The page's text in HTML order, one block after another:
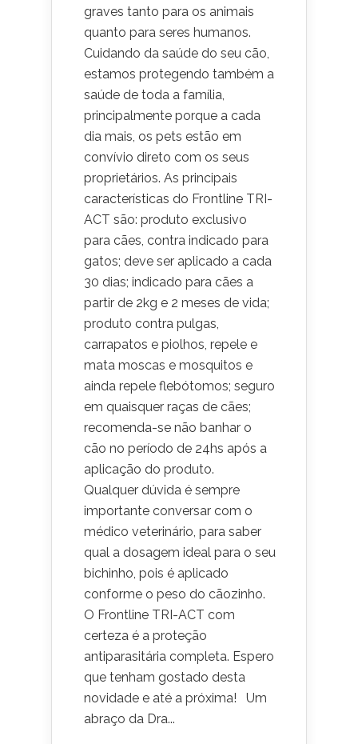
graves tanto para os animais
quanto para seres humanos.
Cuidando da saúde do seu cão,
estamos protegendo também a
saúde de toda a família,
principalmente porque a cada
dia mais, os pets estão em
convívio direto com os seus
proprietários. As principais
características do Frontline TRI-
ACT são: produto exclusivo
para cães, contra indicado para
gatos; deve ser aplicado a cada
30 dias; indicado para cães a
partir de 2kg e 2 meses de vida;
produto contra pulgas,
carrapatos e piolhos, repele e
mata moscas e mosquitos e
ainda repele flebótomos; seguro
em quaisquer raças de cães;
recomenda-se não banhar o
cão no período de 24hs após a
aplicação do produto.
Qualquer dúvida é sempre
importante conversar com o
médico veterinário, para saber
qual a dosagem ideal para o seu
bichinho, pois é aplicado
conforme o peso do cãozinho.
O Frontline TRI-ACT com
certeza é a proteção
antiparasitária completa. Espero
que tenham gostado desta
novidade e até a próxima! Um
abraço da Dra...